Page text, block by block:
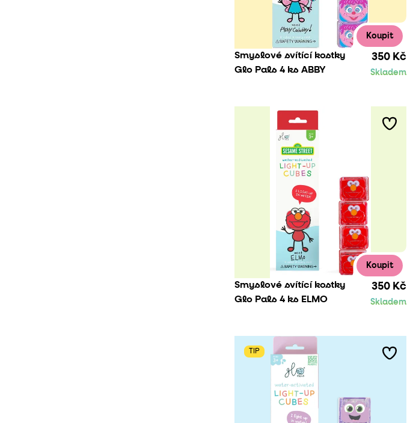
Koupit
Smyslové svítící kostky
Glo Pals 4 ks ABBY
350 Kč
Skladem
Koupit
Smyslové svítící kostky
Glo Pals 4 ks ELMO
350 Kč
Skladem
TIP